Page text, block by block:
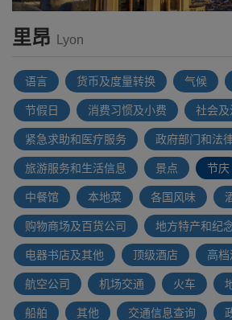
里昂 Lyon
语言 货币及度量转换 气候
节假日 消费习惯及小费 社会及
紧急求助和医疗服务 政府部门和法
旅游服务和生活信息 景点 节庆
中餐馆 本地菜 各国风味
购物商场及百货公司 地方特产和纪
电器书店及其他 顶级酒店 高档
航空公司 机场交通 火车
船舶 其他 交通信息查询